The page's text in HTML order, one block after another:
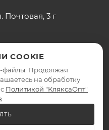
Почтовая, 3 г
магазин
COOKIE
файлы. Продолжая
на обработку
Политикой "КляксаОпт"